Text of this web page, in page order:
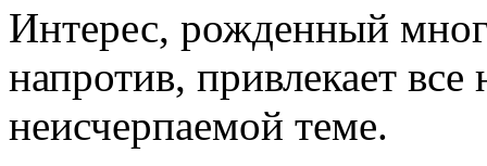
Интерес, рожденный
напротив, привлекает
неисчерпаемой теме.